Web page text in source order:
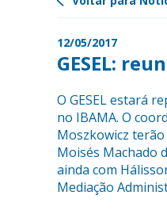
12/05/2017
GESEL:
O GESEL estará
no IBAMA. O
Moszkowicz
Moisés Machado
ainda com
Mediação